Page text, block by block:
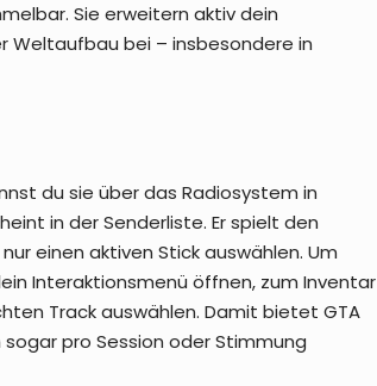
Sie erweitern aktiv dein
Weltaufbau bei – insbesondere in
du sie über das Radiosystem in
in der Senderliste. Er spielt den
einen aktiven Stick auswählen. Um
Interaktionsmenü öffnen, zum Inventar
Track auswählen. Damit bietet GTA
pro Session oder Stimmung